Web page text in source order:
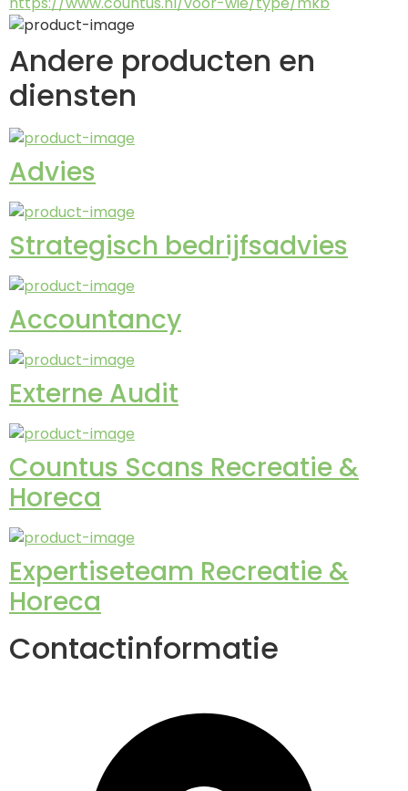
Andere producten en
diensten
Advies
Strategisch bedrijfsadvies
Accountancy
Externe Audit
Countus Scans Recreatie &
Horeca
Expertiseteam Recreatie &
Horeca
Contactinformatie